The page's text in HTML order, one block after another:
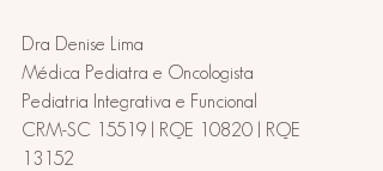
Dra Denise Lima
Médica Pediatra e Oncologista
Pediatria Integrativa e Funcional
CRM-SC 15519 | RQE 10820 | RQE
13152